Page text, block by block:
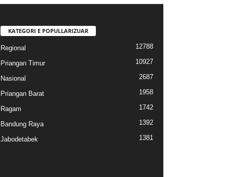
KATEGORI E POPULLARIZUAR
Regional 12788
Priangan Timur 10927
Nasional 2687
Priangan Barat 1958
Ragam 1742
Bandung Raya 1392
Jabodetabek 1381